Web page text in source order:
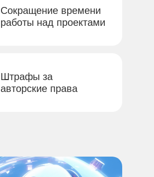
Cокращение времени
работы над проектами
Штрафы за
авторские права